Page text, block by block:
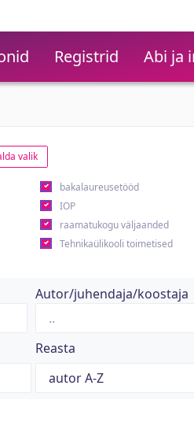
Registrid Abi ja
valik
bakalaureusetööd
IOP
raamatukogu väljaanded
Tehnikaülikooli toimetised
Autor/juhendaja/koostaja
Reasta